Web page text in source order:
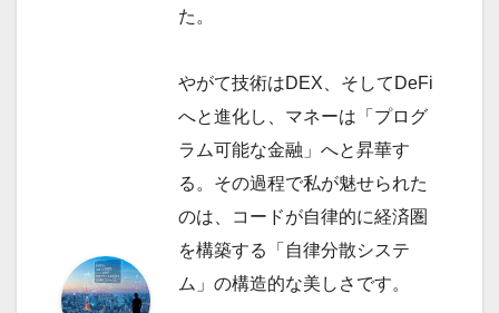
た。
やがて技術はDEX、そしてDeFi
へと進化し、マネーは「プログ
ラム可能な金融」へと昇華す
る。その過程で私が魅せられた
のは、コードが自律的に経済圏
を構築する「自律分散システ
ム」の構造的な美しさです。